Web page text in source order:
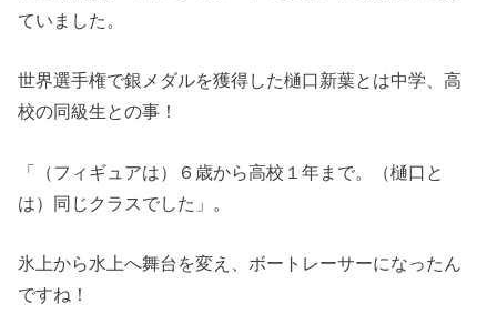
ていました。
世界選手権で銀メダルを獲得した樋口新葉とは中学、高
校の同級生との事！
「（フィギュアは）６歳から高校１年まで。（樋口と
は）同じクラスでした」。
氷上から水上へ舞台を変え、ボートレーサーになったん
ですね！